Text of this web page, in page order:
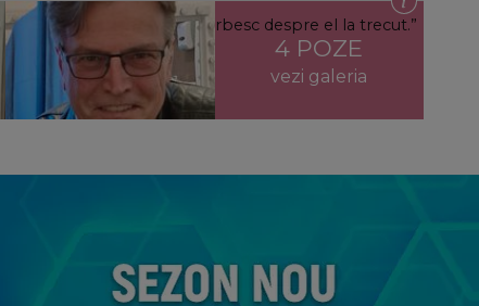
este foarte greu să vorbesc despre el la trecut.”
4 POZE
vezi galeria